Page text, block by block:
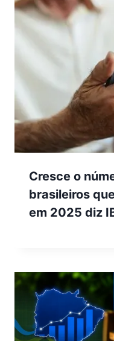
Cresce o
brasileiros
em 2025 diz